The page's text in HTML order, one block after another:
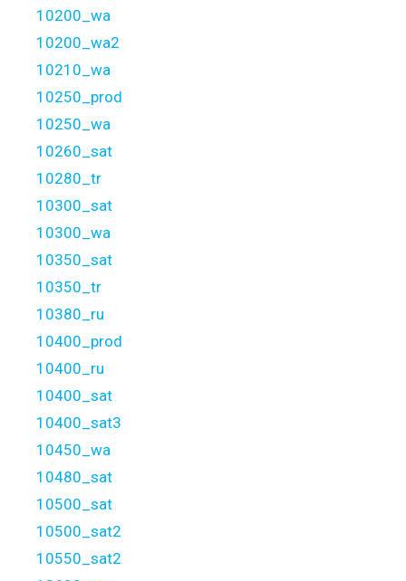
10200_wa
10200_wa2
10210_wa
10250_prod
10250_wa
10260_sat
10280_tr
10300_sat
10300_wa
10350_sat
10350_tr
10380_ru
10400_prod
10400_ru
10400_sat
10400_sat3
10450_wa
10480_sat
10500_sat
10500_sat2
10550_sat2